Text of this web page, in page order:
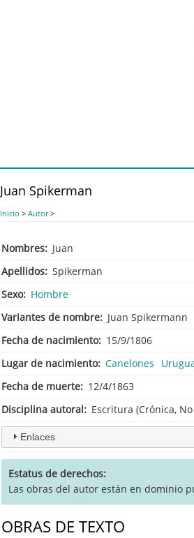
Juan Spikerman
Inicio > Autor>
Nombres
Juan
Apellidos Spikerman
Sexo
Hombre
Variantes de nombre
Juan Spikermann
Fecha de nacimiento
15/9/1806
Lugar de nacimiento Canelones
Fecha de muerte
12/4/1863
Disciplina autoral
Escritura (Crónica,
Enlaces
Estatus de derechos
Las obras del autor están en dominio
OBRAS DE TEXTO